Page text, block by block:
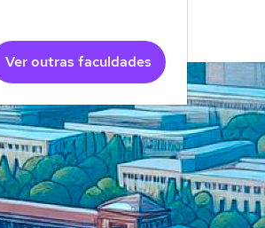
Ver outras faculdades